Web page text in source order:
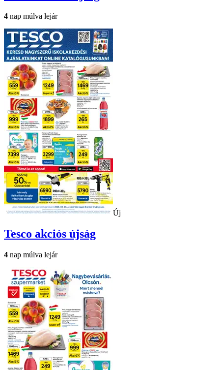
4 nap múlva lejár
Új
Tesco akciós újság
4 nap múlva lejár